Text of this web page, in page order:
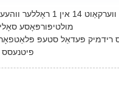
היים ווערקאַוט 14 אין
מולטיפּורפּאָסע
רידמיק פּעדאַל סטעפּ